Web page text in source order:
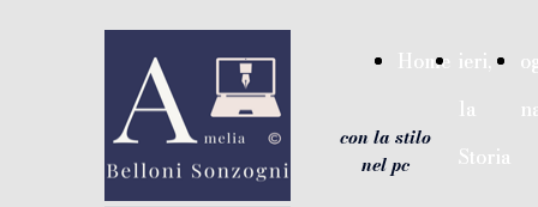
narrazione - con la stilo nel pc", "url":
"https://ameliabellonisonzogni.it" }
con la stilo
nel pc
Home ieri,
la
Storia
Home ieri,
la
Storia
google-site-verification=hInryuYkEDDe7eUWg7Yvn-
8ChNgojjwQG0SZIG